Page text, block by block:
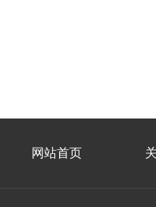
网站首页